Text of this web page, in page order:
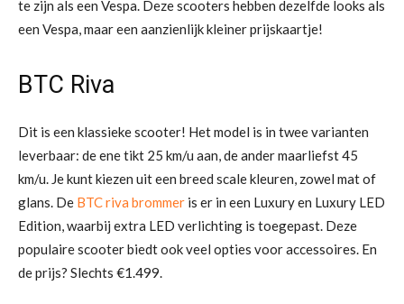
te zijn als een Vespa. Deze scooters hebben dezelfde looks als
een Vespa, maar een aanzienlijk kleiner prijskaartje!
BTC Riva
Dit is een klassieke scooter! Het model is in twee varianten
leverbaar: de ene tikt 25 km/u aan, de ander maarliefst 45
km/u. Je kunt kiezen uit een breed scale kleuren, zowel mat of
glans. De BTC riva brommer is er in een Luxury en Luxury LED
Edition, waarbij extra LED verlichting is toegepast. Deze
populaire scooter biedt ook veel opties voor accessoires. En
de prijs? Slechts €1.499.